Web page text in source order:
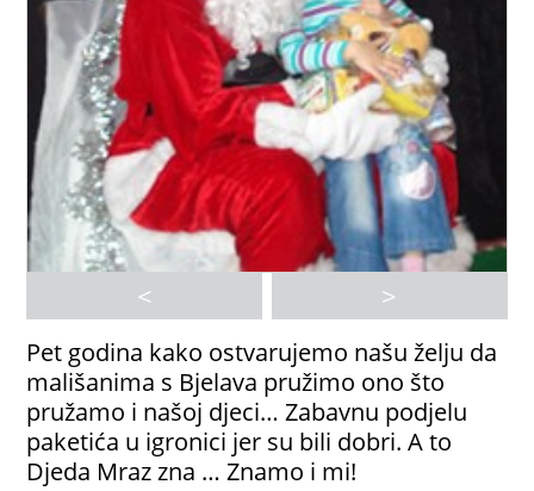
< >
Pet godina kako ostvarujemo našu želju da
mališanima s Bjelava pružimo ono što
pružamo i našoj djeci… Zabavnu podjelu
paketića u igronici jer su bili dobri. A to
Djeda Mraz zna … Znamo i mi!